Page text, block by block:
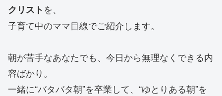
クリストを、
子育て中のママ目線でご紹介します。
朝が苦手なあなたでも、今日から無理なくできる内
容ばかり。
一緒に“バタバタ朝”を卒業して、“ゆとりある朝”を